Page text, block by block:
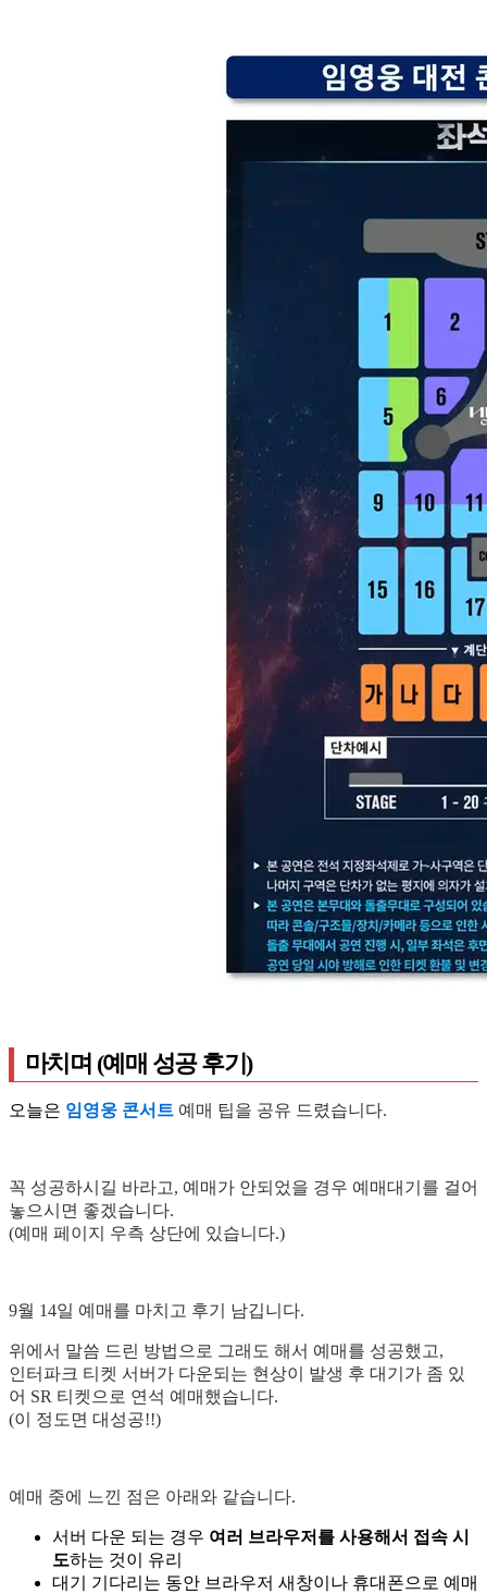
마치며 (예매 성공 후기)
오늘은 임영웅 콘서트 예매 팁을 공유 드렸습니다.
꼭 성공하시길 바라고, 예매가 안되었을 경우 예매대기를 걸어
놓으시면 좋겠습니다.
(예매 페이지 우측 상단에 있습니다.)
9월 14일 예매를 마치고 후기 남깁니다.
위에서 말씀 드린 방법으로 그래도 해서 예매를 성공했고,
인터파크 티켓 서버가 다운되는 현상이 발생 후 대기가 좀 있
어 SR 티켓으로 연석 예매했습니다.
(이 정도면 대성공!!)
예매 중에 느낀 점은 아래와 같습니다.
서버 다운 되는 경우 여러 브라우저를 사용해서 접속 시
도하는 것이 유리
대기 기다리는 동안 브라우저 새창이나 휴대폰으로 예매